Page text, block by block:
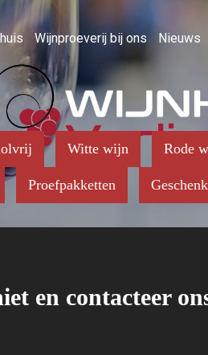
Wijnproeverij bij ons Nieuws
Witte wijn Rode
Proefpakketten
en contacteer